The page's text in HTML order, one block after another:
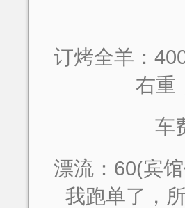
订烤全羊：
右重
车
漂流：60(宾
我跑单了，